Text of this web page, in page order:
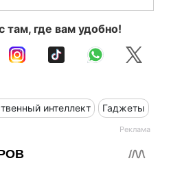
там, где вам удобно!
интеллект Гаджеты